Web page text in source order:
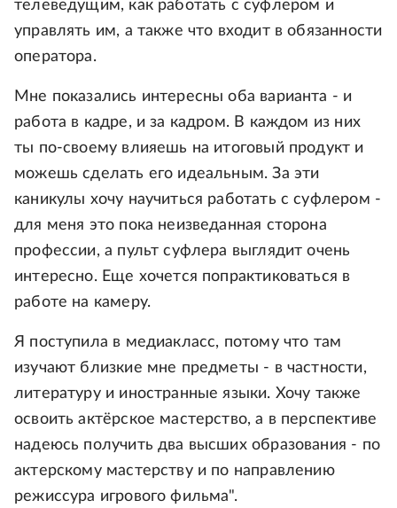
телеведущим, как работать с суфлером и
управлять им, а также что входит в обязанности
оператора.
Мне показались интересны оба варианта - и
работа в кадре, и за кадром. В каждом из них
ты по‑своему влияешь на итоговый продукт и
можешь сделать его идеальным. За эти
каникулы хочу научиться работать с суфлером -
для меня это пока неизведанная сторона
профессии, а пульт суфлера выглядит очень
интересно. Еще хочется попрактиковаться в
работе на камеру.
Я поступила в медиакласс, потому что там
изучают близкие мне предметы - в частности,
литературу и иностранные языки. Хочу также
освоить актёрское мастерство, а в перспективе
надеюсь получить два высших образования - по
актерскому мастерству и по направлению
режиссура игрового фильма".